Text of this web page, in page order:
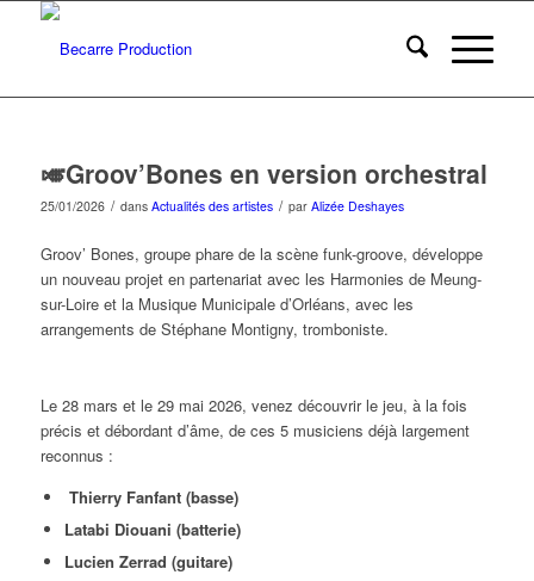
🎺Groov’Bones en version orchestral
25/01/2026 / dans Actualités des artistes / par Alizée Deshayes
Groov’ Bones, groupe phare de la scène funk-groove, développe
un nouveau projet en partenariat avec les Harmonies de Meung-
sur-Loire et la Musique Municipale d’Orléans, avec les
arrangements de Stéphane Montigny, tromboniste.
Le 28 mars et le 29 mai 2026, venez découvrir le jeu, à la fois
précis et débordant d’âme, de ces 5 musiciens déjà largement
reconnus :
Thierry Fanfant (basse)
Latabi Diouani (batterie)
Lucien Zerrad (guitare)